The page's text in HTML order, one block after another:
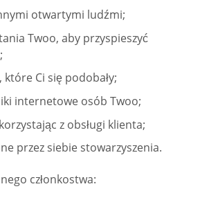
otwartymi ludźmi;
Twoo, aby przyspieszyć
Ci się podobały;
internetowe osób Twoo;
z obsługi klienta;
przez siebie stowarzyszenia.
członkostwa: